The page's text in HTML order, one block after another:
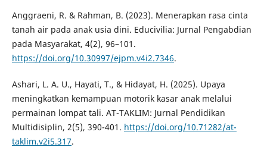
Anggraeni, R. & Rahman, B. (2023). Menerapkan rasa cinta
tanah air pada anak usia dini. Educivilia: Jurnal Pengabdian
pada Masyarakat, 4(2), 96–101.
https://doi.org/10.30997/ejpm.v4i2.7346.
Ashari, L. A. U., Hayati, T., & Hidayat, H. (2025). Upaya
meningkatkan kemampuan motorik kasar anak melalui
permainan lompat tali. AT-TAKLIM: Jurnal Pendidikan
Multidisiplin, 2(5), 390-401. https://doi.org/10.71282/at-
taklim.v2i5.317.